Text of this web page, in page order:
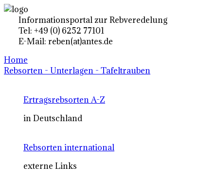
Informationsportal zur Rebveredelung
Tel: +49 (0) 6252 77101
E-Mail: reben(at)antes.de
Home
Rebsorten - Unterlagen - Tafeltrauben
Ertragsrebsorten A-Z
in Deutschland
Rebsorten international
externe Links